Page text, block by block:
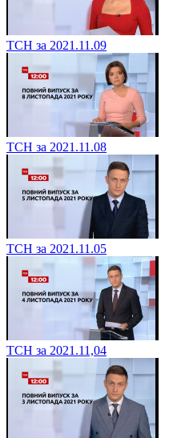
ТСН за 2021.11.09
ТСН за 2021.11.08
ТСН за 2021.11.05
ТСН за 2021.11,04